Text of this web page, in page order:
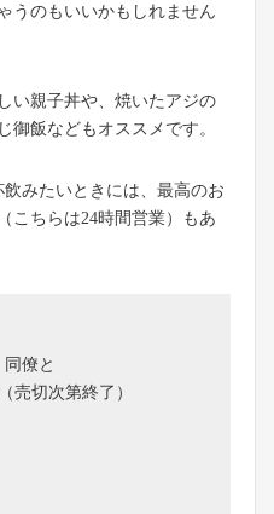
うのもいいかもしれません
い親子丼や、焼いたアジの
御飯などもオススメです。
みたいときには、最高のお
こちらは24時間営業）もあ
僚と
売切次第終了）